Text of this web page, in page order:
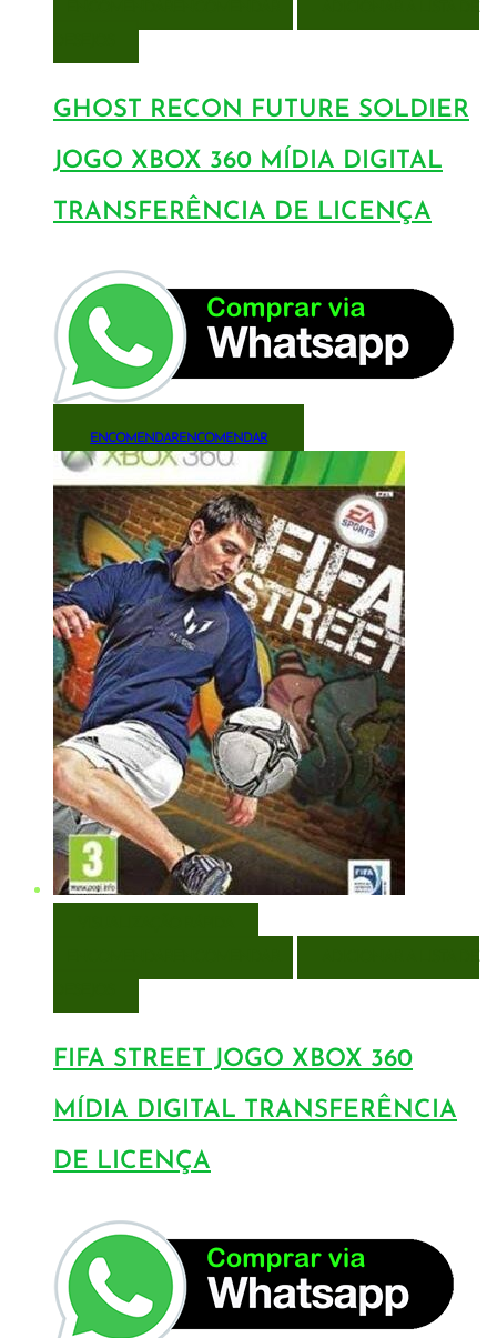
GHOST RECON FUTURE SOLDIER
JOGO XBOX 360 MÍDIA DIGITAL
TRANSFERÊNCIA DE LICENÇA
ENCOMENDARENCOMENDAR
FIFA STREET JOGO XBOX 360
MÍDIA DIGITAL TRANSFERÊNCIA
DE LICENÇA